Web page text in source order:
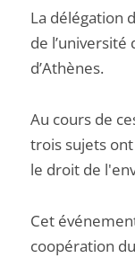
La délégation
de l’université
d’Athènes.
Au cours de
trois sujets
le droit de
Cet
coopération